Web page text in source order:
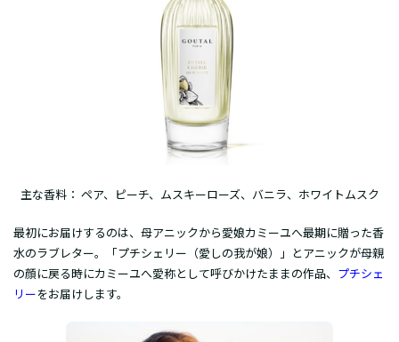
主な香料： ペア、ピーチ、ムスキーローズ、バニラ、ホワイトムスク
最初にお届けするのは、母アニックから愛娘カミーユへ最期に贈った香
水のラブレター。「プチシェリー（愛しの我が娘）」とアニックが母親
の顔に戻る時にカミーユへ愛称として呼びかけたままの作品、 プチシェ
リーをお届けします。